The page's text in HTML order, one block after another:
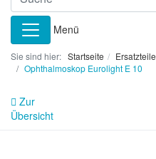
Menü
Sie sind hier: Startseite Ersatzteile
Ophthalmoskop Eurolight E 10
Zur
Übersicht